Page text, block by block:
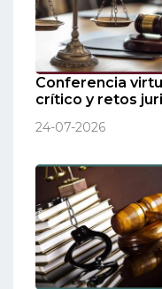
Conferencia
crítico y retos
24-07-2026